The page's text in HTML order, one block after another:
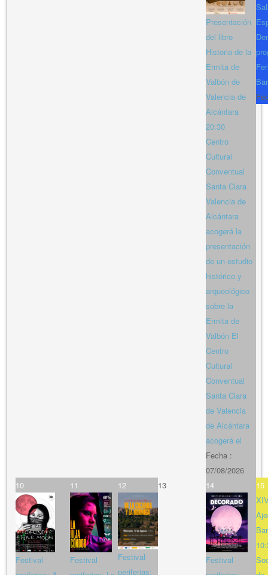
Presentación
del libro
Historia de la
Ermita de
Valbón de
Valencia de
Alcántara
20:30
Centro
Cultural
Conventual
Santa Clara
Valencia de
Alcántara
acogerá la
presentación
de un estudio
histórico y
arqueológico
sobre la
Ermita de
Valbón El
Centro
Cultural
Conventual
Santa Clara
de Valencia
de Alcántara
acogerá el
Fecha :
07/08/2026
10
Festival
11
Festival
12
Festival
periferias:
13 14
Festival
15